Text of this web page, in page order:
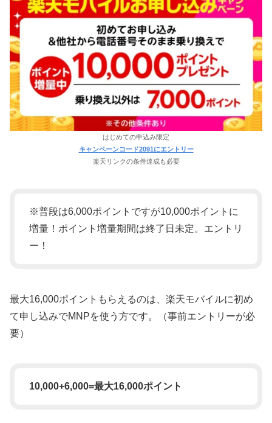
はじめての申込み限定
キャンペーンコード2091にエントリー
楽天リンクの条件達成も必要
※普段は6,000ポイントですが10,000ポイントに
増量！ポイント増量期間は終了日未定。エントリ
ー！
最大16,000ポイントもらえるのは、楽天モバイルに初め
て申し込みでMNPを使う方です。（事前エントリーが必
要）
10,000+6,000=最大16,000ポイント